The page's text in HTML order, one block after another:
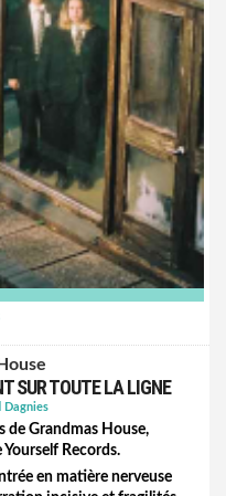
SUR TOUTE LA LIGNE
Dagnies
de Grandmas House,
Records.
en matière nerveuse